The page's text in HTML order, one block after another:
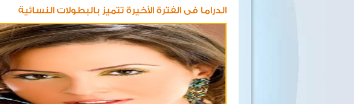
الدراما فى الفترة الأخيرة تتميز بالبطولات النسائية